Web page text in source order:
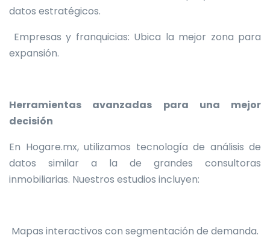
datos estratégicos.
Empresas y franquicias: Ubica la mejor zona para
expansión.
Herramientas avanzadas para una mejor
decisión
En Hogare.mx, utilizamos tecnología de análisis de
datos similar a la de grandes consultoras
inmobiliarias. Nuestros estudios incluyen:
Mapas interactivos con segmentación de demanda.